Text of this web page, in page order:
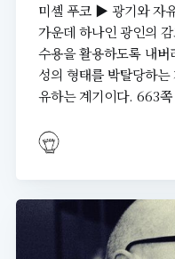
미셸 푸코 ▶ 광기와 자
가운데 하나인 광인의
수용을 활용하도록 내
성의 형태를 박탈당하
유하는 계기이다. 663